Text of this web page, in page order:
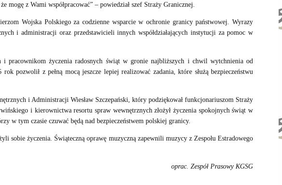
z Wami współpracować” – powiedział szef Straży Granicznej.
Wojska Polskiego za codzienne wsparcie w ochronie granicy państwowej. Wyrazy
i administracji oraz przedstawicieli innych współdziałających instytucji za pomoc w
i pracownikom życzenia radosnych świąt w gronie najbliższych i chwil wytchnienia od
pozwolił z pełną mocą jeszcze lepiej realizować zadania, które służą bezpieczeństwu
i Administracji Wiesław Szczepański, który podziękował funkcjonariuszom Straży
i kierownictwa resortu spraw wewnętrznych złożył życzenia spokojnych świąt w
w tym czasie czuwać będą nad bezpieczeństwem polskiej granicy.
sobie życzenia. Świąteczną oprawę muzyczną zapewnili muzycy z Zespołu Estradowego
oprac. Zespół Prasowy KGSG